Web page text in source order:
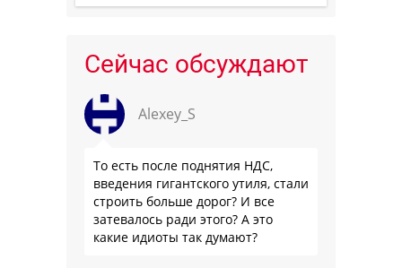
Сейчас обсуждают
Alexey_S
То есть после поднятия НДС,
введения гигантского утиля, стали
строить больше дорог? И все
затевалось ради этого? А это
какие идиоты так думают?